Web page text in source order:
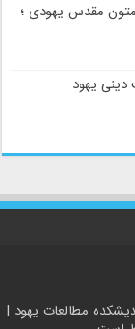
متون مقدس یهودی ؛
یهود
مطالعات یهود |